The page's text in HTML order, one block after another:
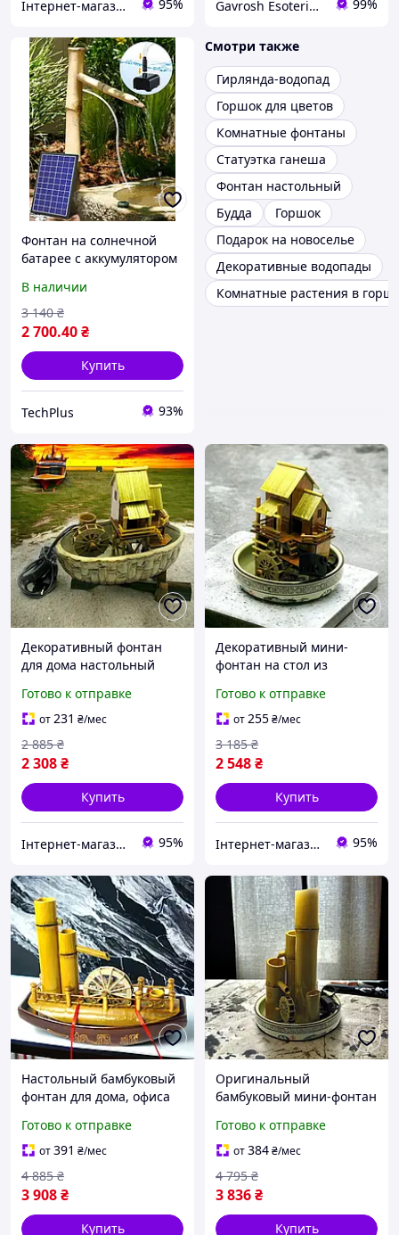
Інтернет-магазин Megusta 95% Gavrosh Esoteric Store. Books & Tarot 99%
Фонтан на солнечной
батарее с аккумулятором
Biling
В наличии
2 700.40₴
3 140 ₴
Купить
TechPlus 93%
Смотри также
Гирлянда-водопад
Горшок для цветов
Комнатные фонтаны
Статуэтка ганеша
Фонтан настольный
Будда
Горшок
Подарок на новоселье
Декоративные водопады
Комнатные растения в
Декоративный фонтан
для дома настольный
подстветкой
Готово к отправке
от231 ₴/мес
2 308₴
2 885 ₴
Купить
Інтернет-магазин Megusta 95%
Декоративный мини-
фонтан на стол из
23.5х21х21 см с насосом
Готово к отправке
от255₴/мес
2 548₴
3 185 ₴
Купить
Інтернет-магазин Megusta 95%
Настольный бамбуковый
фонтан для дома, офиса
Готово к отправке
от391 ₴/мес
3 908₴
4 885 ₴
Купить
Оригинальный
бамбуковый мини-фонтан
Готово к отправке
от384₴/мес
3 836₴
4 795 ₴
Купить